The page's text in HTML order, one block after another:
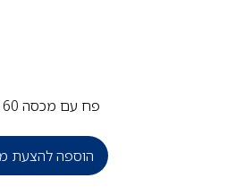
פח עם מכסה 60 ליטר
הוספה להצעת מחיר